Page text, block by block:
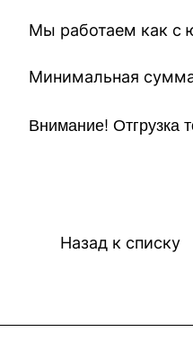
Мы работаем как с
Минимальная
Внимание! Отгрузка
Назад к списку